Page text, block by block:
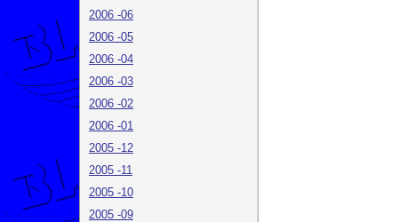
2006 -06
2006 -05
2006 -04
2006 -03
2006 -02
2006 -01
2005 -12
2005 -11
2005 -10
2005 -09